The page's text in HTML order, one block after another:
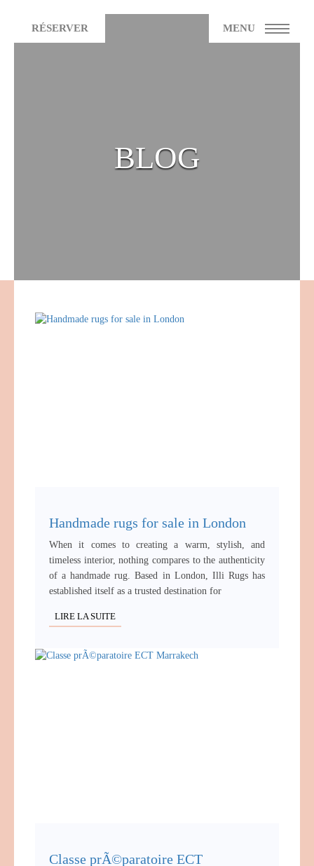
RÉSERVER MENU
BLOG
Handmade rugs for sale in London
When it comes to creating a warm, stylish, and
timeless interior, nothing compares to the authenticity
of a handmade rug. Based in London, Illi Rugs has
established itself as a trusted destination for
LIRE LA SUITE
Classe prÃ©paratoire ECT